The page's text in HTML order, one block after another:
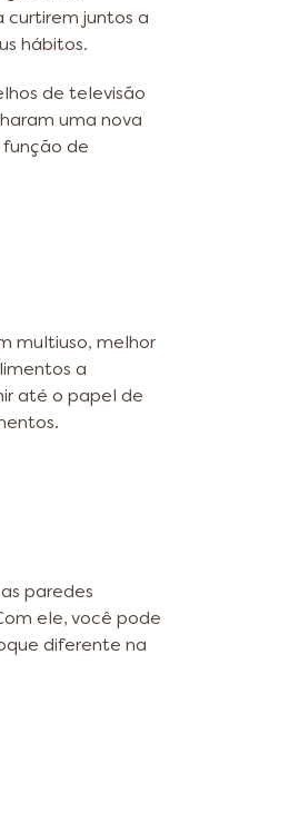
curtirem juntos a
hábitos.
de televisão
uma nova
de
multiuso, melhor
a
até o papel de
paredes
ele, você pode
diferente na